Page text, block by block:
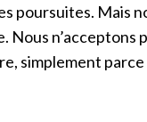
poursuites. Mais
Nous n’acceptons
simplement parce